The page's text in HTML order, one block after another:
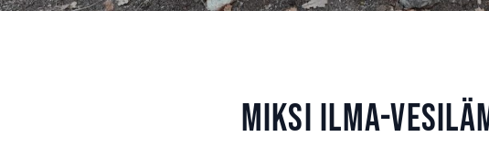
Miksi ilma-